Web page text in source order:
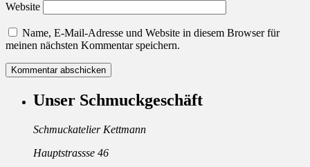
Website
Name, E-Mail-Adresse und Website in diesem Browser für
meinen nächsten Kommentar speichern.
Unser Schmuckgeschäft
Schmuckatelier Kettmann
Hauptstrassse 46